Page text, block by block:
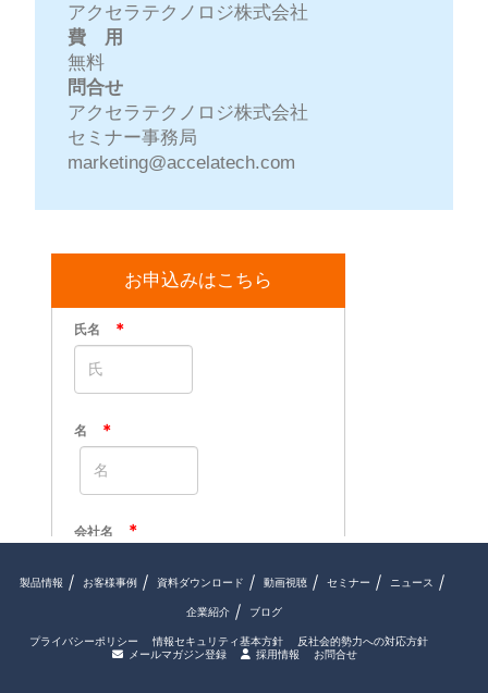
アクセラテクノロジ株式会社
費 用
無料
問合せ
アクセラテクノロジ株式会社
セミナー事務局
marketing@accelatech.com
お申込みはこちら
製品情報 お客様事例 資料ダウンロード 動画視聴 セミナー ニュース
企業紹介 ブログ
プライバシーポリシー 情報セキュリティ基本方針
反社会的勢力への対応方針
メールマガジン登録
採用情報 お問合せ